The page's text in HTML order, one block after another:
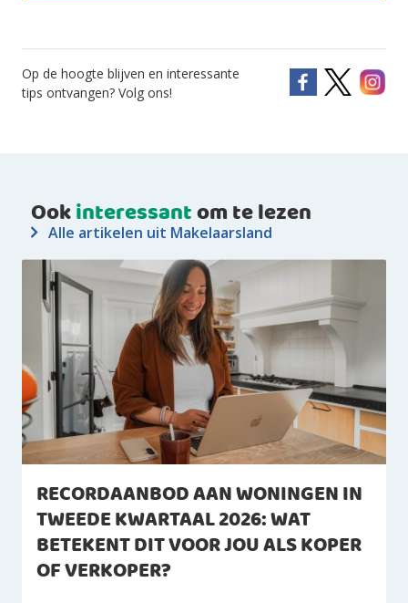
Op de hoogte blijven en interessante
tips ontvangen? Volg ons!
Ookinteressantom te lezen
Alle artikelen uit Makelaarsland
RECORDAANBOD AAN WONINGEN IN
TWEEDE KWARTAAL 2026: WAT
BETEKENT DIT VOOR JOU ALS KOPER
OF VERKOPER?